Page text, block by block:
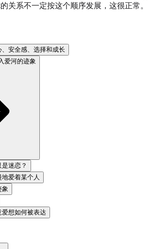
关系不一定按这个顺序发展，这很正常。
安全感、选择和成长
爱河的迹象
迷恋？
爱着某个人
想如何被表达